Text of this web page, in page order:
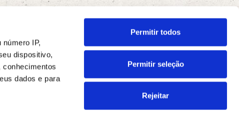
IP,
dispositivo,
dados e para
Permitir todos
Permitir seleção
Rejeitar